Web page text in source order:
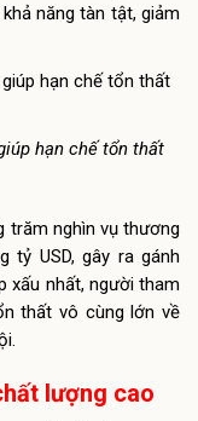
năng tàn tật, giảm
hạn chế tổn thất
trăm nghìn vụ thương
tỷ USD, gây ra gánh
xấu nhất, người tham
thất vô cùng lớn về
lượng cao